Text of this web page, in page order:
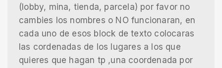
(lobby, mina, tienda, parcela) por favor no
cambies los nombres o NO funcionaran, en
cada uno de esos block de texto colocaras
las cordenadas de los lugares a los que
quieres que hagan tp ,una coordenada por